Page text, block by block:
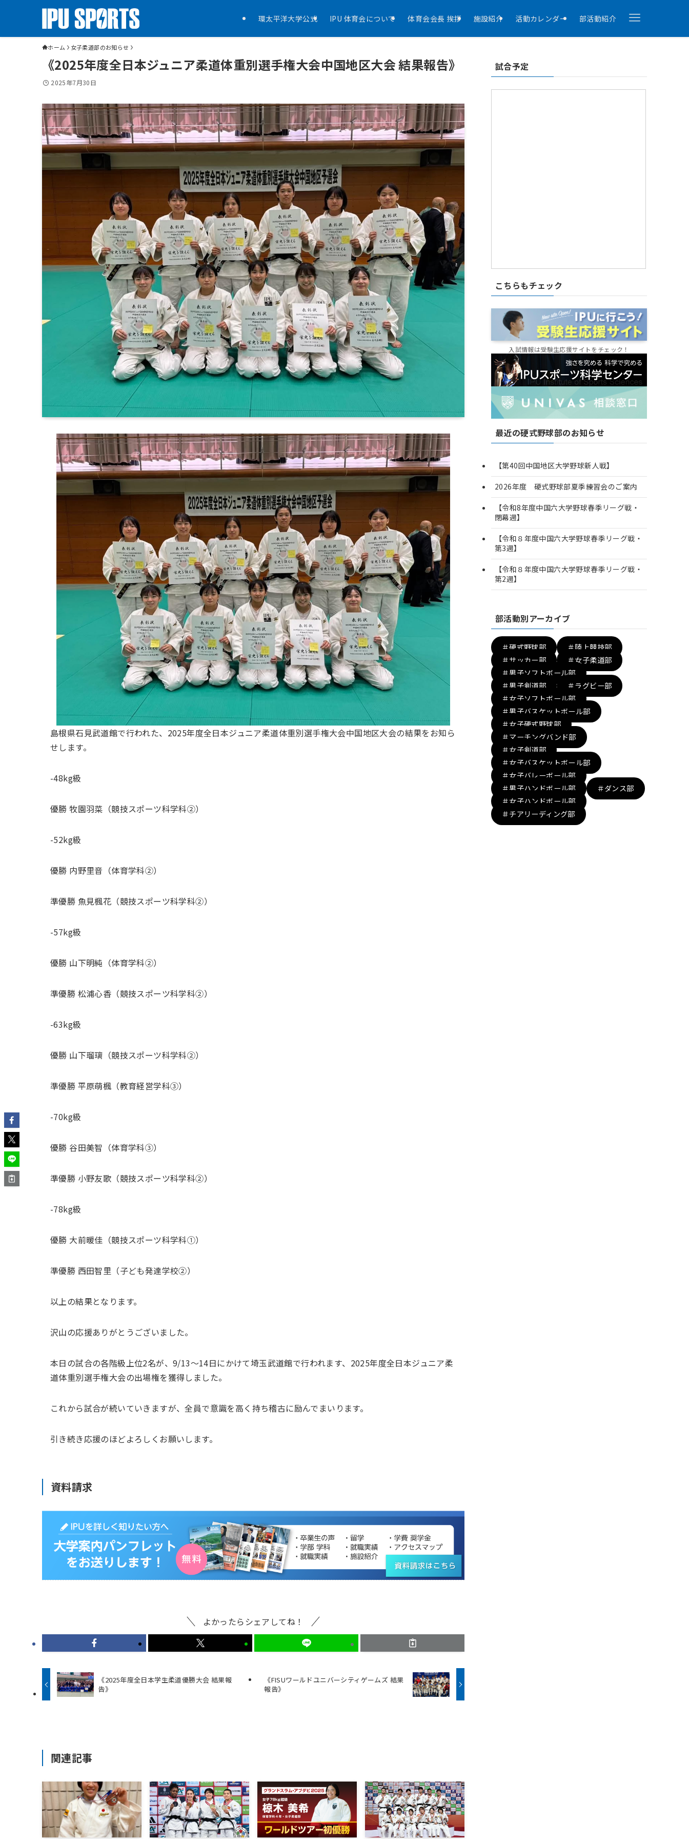
環太平洋大学公式 IPU 体育会について 体育会会長 挨拶 施設紹介 活動カレンダー 部活動紹介
ホーム 女子柔道部のお知らせ
《2025年度全日本ジュニア柔道体重別選手権大会中国地区大会 結果報告》
2025年7月30日
島根県石見武道館で行われた、2025年度全日本ジュニア柔道体重別選手権大会中国地区大会の結果をお知ら
せします。
-48kg級
優勝 牧園羽菜（競技スポーツ科学科②）
-52kg級
優勝 内野里音（体育学科②）
準優勝 魚見楓花（競技スポーツ科学科②）
-57kg級
優勝 山下明純（体育学科②）
準優勝 松浦心香（競技スポーツ科学科②）
-63kg級
優勝 山下瑠璃（競技スポーツ科学科②）
準優勝 平原萌楓（教育経営学科③）
-70kg級
優勝 谷田美智（体育学科③）
準優勝 小野友歌（競技スポーツ科学科②）
-78kg級
優勝 大前暖佳（競技スポーツ科学科①）
準優勝 西田智里（子ども発達学校②）
以上の結果となります。
沢山の応援ありがとうございました。
本日の試合の各階級上位2名が、9/13～14日にかけて埼玉武道館で行われます、2025年度全日本ジュニア柔
道体重別選手権大会の出場権を獲得しました。
これから試合が続いていきますが、全員で意識を高く持ち稽古に励んでまいります。
引き続き応援のほどよろしくお願いします。
資料請求
よかったらシェアしてね！
《2025年度全日本学生柔道優勝大会 結果報
告》
《FISUワールドユニバーシティゲームズ 結果
報告》
関連記事
試合予定
こちらもチェック
入試情報は受験生応援サイトをチェック！
最近の硬式野球部のお知らせ
【第40回中国地区大学野球新人戦】
2026年度 硬式野球部夏季練習会のご案内
【令和8年度中国六大学野球春季リーグ戦・
閉幕週】
【令和８年度中国六大学野球春季リーグ戦・
第3週】
【令和８年度中国六大学野球春季リーグ戦・
第2週】
部活動別アーカイブ
＃硬式野球部
＃陸上競技部
＃サッカー部
＃女子柔道部
＃男子ソフトボール部
＃男子剣道部
＃ラグビー部
＃女子ソフトボール部
＃男子バスケットボール部
＃女子硬式野球部
＃マーチングバンド部
＃女子剣道部
＃女子バスケットボール部
＃女子バレーボール部
＃男子ハンドボール部
＃ダンス部
＃女子ハンドボール部
＃チアリーディング部